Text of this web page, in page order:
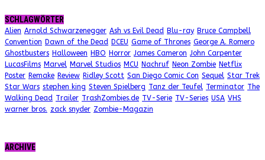
SCHLAGWÖRTER
Alien Arnold Schwarzenegger Ash vs Evil Dead Blu-ray Bruce Campbell
Convention Dawn of the Dead DCEU Game of Thrones George A. Romero
Ghostbusters Halloween HBO Horror James Cameron John Carpenter
LucasFilms Marvel Marvel Studios MCU Nachruf Neon Zombie Netflix
Poster Remake Review Ridley Scott San Diego Comic Con Sequel Star Trek
Star Wars stephen king Steven Spielberg Tanz der Teufel Terminator The
Walking Dead Trailer TrashZombies.de TV-Serie TV-Series USA VHS
warner bros. zack snyder Zombie-Magazin
ARCHIVE